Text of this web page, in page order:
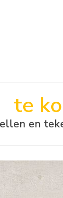
te
en